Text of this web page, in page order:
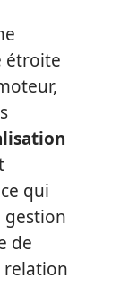
étroite
qui
de
relation